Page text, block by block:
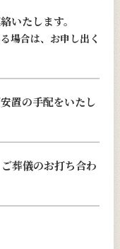
いたします。
場合は、お申し出く
置の手配をいたし
葬儀のお打ち合わ